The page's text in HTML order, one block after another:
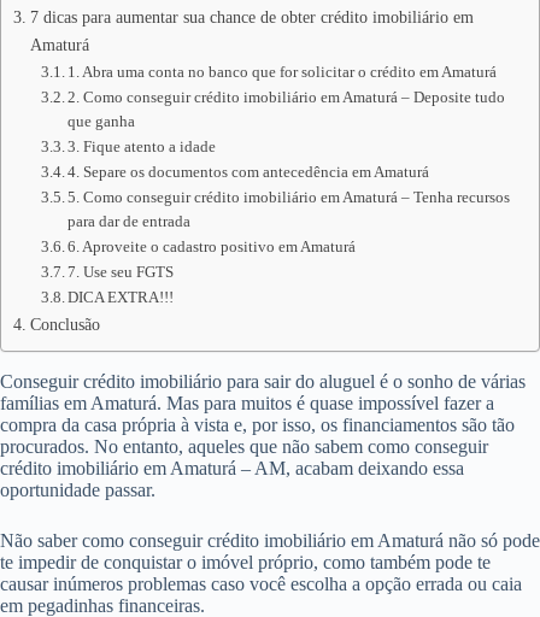
7 dicas para aumentar sua chance de obter crédito imobiliário em
Amaturá
1. Abra uma conta no banco que for solicitar o crédito em Amaturá
2. Como conseguir crédito imobiliário em Amaturá – Deposite tudo
que ganha
3. Fique atento a idade
4. Separe os documentos com antecedência em Amaturá
5. Como conseguir crédito imobiliário em Amaturá – Tenha recursos
para dar de entrada
6. Aproveite o cadastro positivo em Amaturá
7. Use seu FGTS
DICA EXTRA!!!
Conclusão
Conseguir crédito imobiliário para sair do aluguel é o sonho de várias
famílias em Amaturá. Mas para muitos é quase impossível fazer a
compra da casa própria à vista e, por isso, os financiamentos são tão
procurados. No entanto, aqueles que não sabem como conseguir
crédito imobiliário em Amaturá – AM, acabam deixando essa
oportunidade passar.
Não saber como conseguir crédito imobiliário em Amaturá não só pode
te impedir de conquistar o imóvel próprio, como também pode te
causar inúmeros problemas caso você escolha a opção errada ou caia
em pegadinhas financeiras.